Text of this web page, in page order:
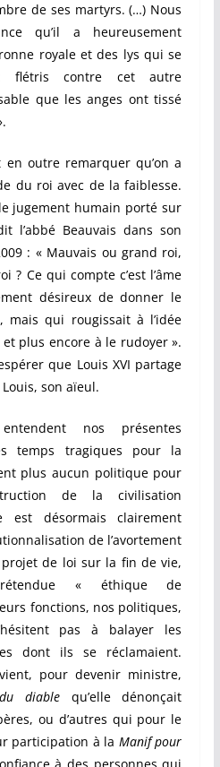
de ses martyrs. (…) Nous
qu’il a heureusement
royale et des lys qui se
flétris contre cet autre
que les anges ont tissé
outre remarquer qu’on a
du roi avec de la faiblesse.
jugement humain porté sur
l’abbé Beauvais dans son
: « Mauvais ou grand roi,
? Ce qui compte c’est l’âme
désireux de donner le
mais qui rougissait à l’idée
plus encore à le rudoyer ».
que Louis XVI partage
son aïeul.
nos présentes
temps tragiques pour la
plus aucun politique pour
de la civilisation
désormais clairement
de l’avortement
de loi sur la fin de vie,
« éthique de
fonctions, nos politiques,
pas à balayer les
dont ils se réclamaient.
pour devenir ministre,
diablequ’elle dénonçait
ou d’autres qui pour le
participation à la Manif pour